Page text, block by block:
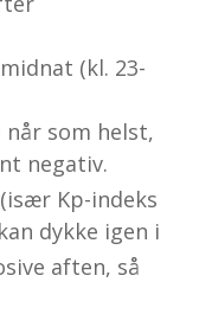
(kl. 23-
når som helst,
negativ.
Kp-indeks
dykke igen i
aften, så